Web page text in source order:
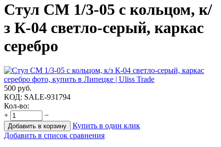
Стул СМ 1/3-05 с кольцом, к/
з К-04 светло-серый, каркас
серебро
500 руб.
КОД: SALE-931794
Кол-во:
+
−
Добавить в корзину
Купить в один клик
Добавить в список сравнения